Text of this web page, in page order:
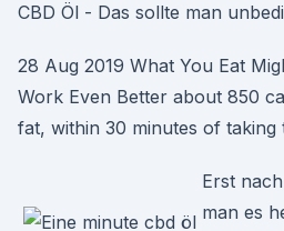
CBD Öl - Das sollte man
28 Aug 2019 What You Eat
Work Even Better about 850
fat, within 30 minutes of taking
Erst
man es